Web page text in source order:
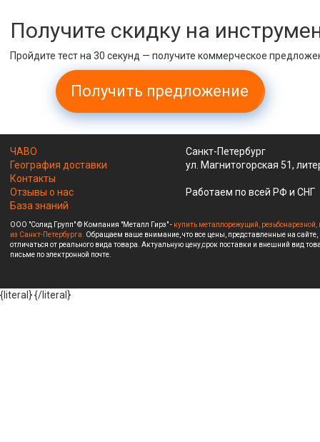
Получите скидку на
Пройдите тест на 30 секунд — получите коммерческое
Получить предложение
ЧАВО
География доставки
Контакты
Отзывы о нас
База знаний
Санкт-Петербург
ул. Магнитогорская 51,
Работаем по всей РФ и СНГ
ООО "Солид Групп" © Компания "Металл Гирз" - купить металлорежущий,
из Санкт-Петербурга. Обращаем ваше внимание, что все цены, представленные на
отличаться от реального вида товара. Актуальную цену,срок поставки и внешний вид
письме по электронной почте.
{literal}{/literal}